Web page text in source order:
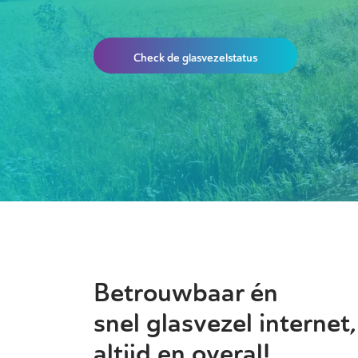
Check de glasvezelstatus
Betrouwbaar én
snel glasvezel internet,